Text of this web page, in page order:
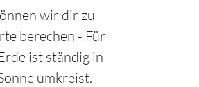
wir dir zu
berechen - Für
ist ständig in
umkreist.